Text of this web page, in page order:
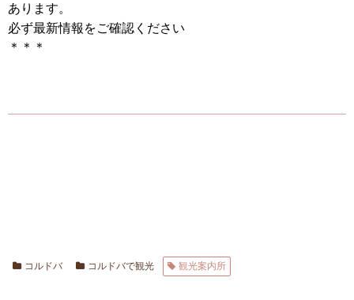
あります。
必ず最新情報をご確認ください
＊＊＊
コルドバ コルドバで観光 観光案内所